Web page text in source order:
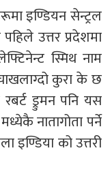
इण्डियन सेन्ट्रल
पहिले उत्तर प्रदेशमा
स्मिथ नाम
कुरा के छ
ड्रुमन पनि यस
नातागोता पर्ने
इण्डिया को उत्तरी